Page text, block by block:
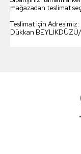
mağazadan teslimat
Teslimat için
Dükkan